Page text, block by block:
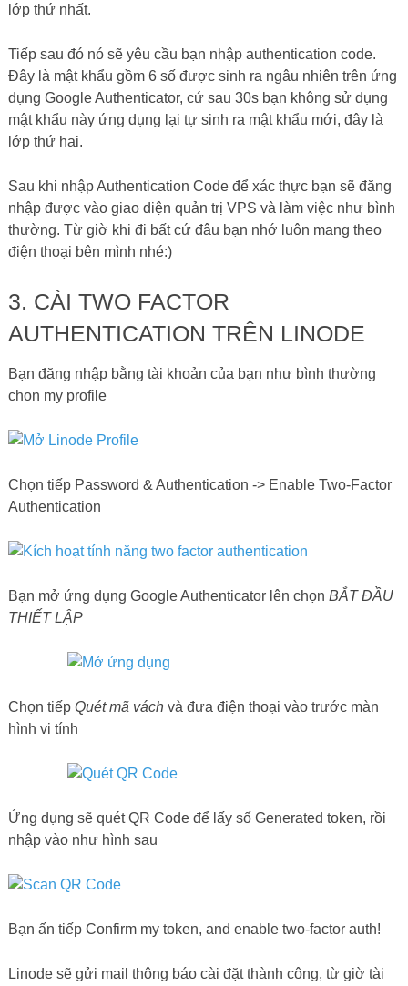
lớp thứ nhất.
Tiếp sau đó nó sẽ yêu cầu bạn nhập authentication code.
Đây là mật khẩu gồm 6 số được sinh ra ngâu nhiên trên ứng
dụng Google Authenticator, cứ sau 30s bạn không sử dụng
mật khẩu này ứng dụng lại tự sinh ra mật khẩu mới, đây là
lớp thứ hai.
Sau khi nhập Authentication Code để xác thực bạn sẽ đăng
nhập được vào giao diện quản trị VPS và làm việc như bình
thường. Từ giờ khi đi bất cứ đâu bạn nhớ luôn mang theo
điện thoại bên mình nhé:)
3. CÀI TWO FACTOR
AUTHENTICATION TRÊN LINODE
Bạn đăng nhập bằng tài khoản của bạn như bình thường
chọn my profile
Chọn tiếp Password & Authentication -> Enable Two-Factor
Authentication
Bạn mở ứng dụng Google Authenticator lên chọn BẮT ĐẦU
THIẾT LẬP
Chọn tiếp Quét mã váchvà đưa điện thoại vào trước màn
hình vi tính
Ứng dụng sẽ quét QR Code để lấy số Generated token, rồi
nhập vào như hình sau
Bạn ấn tiếp Confirm my token, and enable two-factor auth!
Linode sẽ gửi mail thông báo cài đặt thành công, từ giờ tài